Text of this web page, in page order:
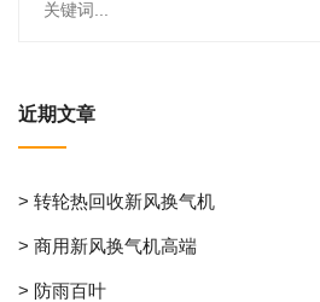
近期文章
> 转轮热回收新风换气机
> 商用新风换气机高端
> 防雨百叶